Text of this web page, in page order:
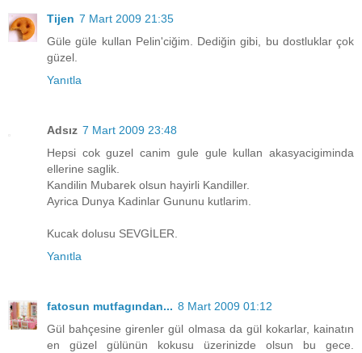
Tijen 7 Mart 2009 21:35
Güle güle kullan Pelin'ciğim. Dediğin gibi, bu dostluklar çok
güzel.
Yanıtla
Adsız 7 Mart 2009 23:48
Hepsi cok guzel canim gule gule kullan akasyacigiminda
ellerine saglik.
Kandilin Mubarek olsun hayirli Kandiller.
Ayrica Dunya Kadinlar Gununu kutlarim.
Kucak dolusu SEVGİLER.
Yanıtla
fatosun mutfagından... 8 Mart 2009 01:12
Gül bahçesine girenler gül olmasa da gül kokarlar, kainatın
en güzel gülünün kokusu üzerinizde olsun bu gece.